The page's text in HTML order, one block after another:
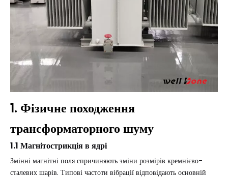
1. Фізичне походження
трансформаторного шуму
1.1 Магнітострикція в ядрі
Змінні магнітні поля спричиняють зміни розмірів кремнієво-
сталевих шарів. Типові частоти вібрації відповідають основній